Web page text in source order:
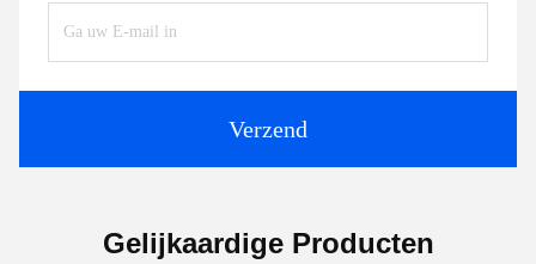
Verzend
Gelijkaardige Producten